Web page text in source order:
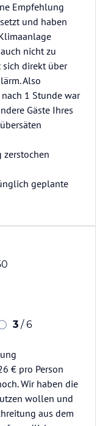
Empfehlung
und haben
nicht zu
direkt über
Also
1 Stunde war
Gäste Ihres
geplante
3 / 6
€ pro Person
Wir haben die
wollen und
aus dem